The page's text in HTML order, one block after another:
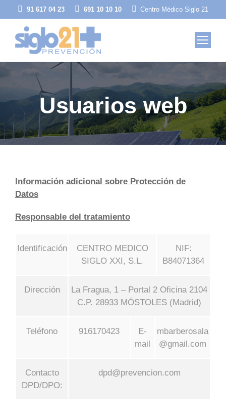
91 617 04 23 691 10 10 10 Centro Médico Siglo 21
Usuarios web
Información adicional sobre Protección de
Datos
Responsable del tratamiento
Identificación
CENTRO MEDICO
SIGLO XXI, S.L.
NIF:
B84071364
Dirección
La Fragua, 1 – Portal 2 Oficina 2104
C.P. 28933 MÓSTOLES (Madrid)
Teléfono 916170423
E-
mail
mbarberosala
@gmail.com
Contacto
DPD/DPO:
dpd@prevencion.com